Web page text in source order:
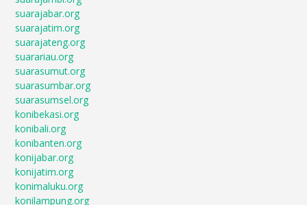
suarajabar.org
suarajatim.org
suarajateng.org
suarariau.org
suarasumut.org
suarasumbar.org
suarasumsel.org
konibekasi.org
konibali.org
konibanten.org
konijabar.org
konijatim.org
konimaluku.org
konilampung.org